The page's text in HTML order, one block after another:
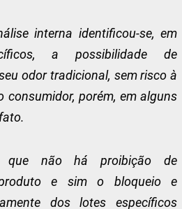
interna identificou-se, em
a possibilidade de
odor tradicional, sem risco à
consumidor, porém, em alguns
que não há proibição de
e sim o bloqueio e
dos lotes específicos